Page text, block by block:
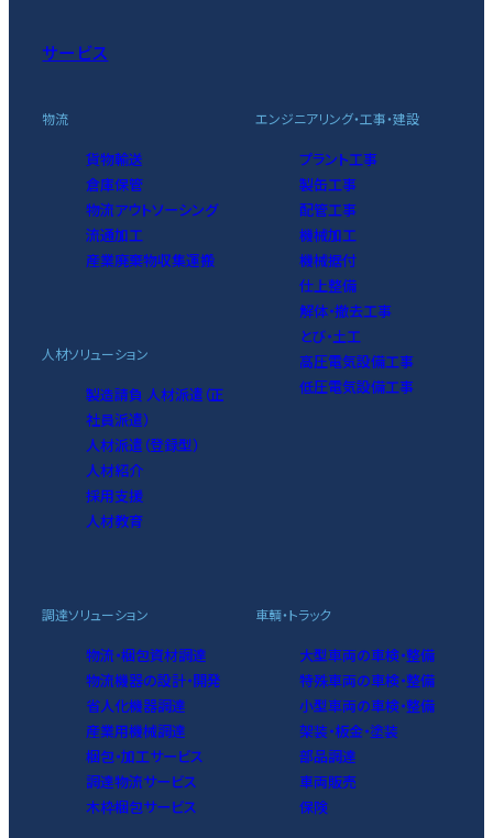
サービス
物流
貨物輸送
倉庫保管
物流アウトソーシング
流通加工
産業廃棄物収集運搬
人材ソリューション
製造請負 人材派遣（正
社員派遣）
人材派遣（登録型）
人材紹介
採用支援
人材教育
エンジニアリング・工事・建設
プラント工事
製缶工事
配管工事
機械加工
機械据付
仕上整備
解体・撤去工事
とび・土工
高圧電気設備工事
低圧電気設備工事
調達ソリューション
物流・梱包資材調達
物流機器の設計・開発
省人化機器調達
産業用機械調達
梱包・加工サービス
調達物流サービス
木枠梱包サービス
車輌・トラック
大型車両の車検・整備
特殊車両の車検・整備
小型車両の車検・整備
架装・板金・塗装
部品調達
車両販売
保険